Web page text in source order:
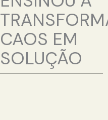
CAOS EM
SOLUÇÃO